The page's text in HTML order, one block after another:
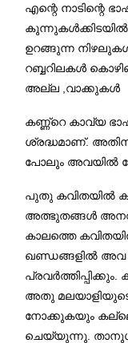
എന്റെ നാടിന്റെ
കുന്നുകൾക്കിടയിൽ
ഉറങ്ങുന്ന
റബ്ബറിലകൾ
അല്ല ,വാക്കുകൾ
കണ്ണ്റെ കാവ്യ
ശ്രദ്ധമാണ്.
പോലും അവയിൽ
പുതു കവിതയിൽ
അത്ഭുതങ്ങൾ
കാലത്തെ
ഖണ്ഡങ്ങളിൽ അവ
അതു
നോക്കുകയും
ചെയ്യുന്നു.